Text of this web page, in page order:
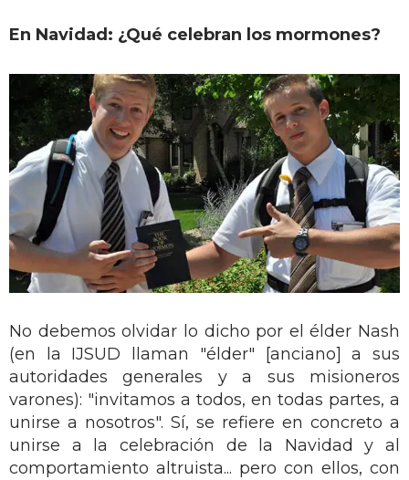
En Navidad: ¿Qué celebran los mormones?
No debemos olvidar lo dicho por el élder Nash
(en la IJSUD llaman "élder" [anciano] a sus
autoridades generales y a sus misioneros
varones): "invitamos a todos, en todas partes, a
unirse a nosotros". Sí, se refiere en concreto a
unirse a la celebración de la Navidad y al
comportamiento altruista... pero con ellos, con